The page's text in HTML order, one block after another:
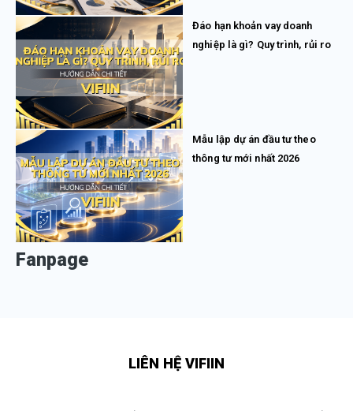
Đáo hạn khoản vay doanh
nghiệp là gì? Quy trình, rủi ro
Mẫu lập dự án đầu tư theo
thông tư mới nhất 2026
Fanpage
LIÊN HỆ VIFIIN